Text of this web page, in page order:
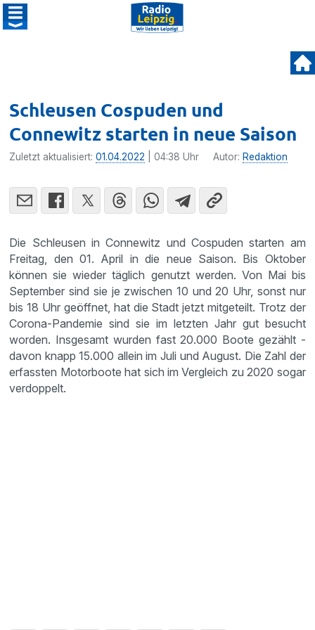
Schleusen Cospuden und
Connewitz starten in neue Saison
Zuletzt aktualisiert:01.04.2022 | 04:38 Uhr Autor: Redaktion
Die Schleusen in Connewitz und Cospuden starten am
Freitag, den 01. April in die neue Saison. Bis Oktober
können sie wieder täglich genutzt werden. Von Mai bis
September sind sie je zwischen 10 und 20 Uhr, sonst nur
bis 18 Uhr geöffnet, hat die Stadt jetzt mitgeteilt. Trotz der
Corona-Pandemie sind sie im letzten Jahr gut besucht
worden. Insgesamt wurden fast 20.000 Boote gezählt -
davon knapp 15.000 allein im Juli und August. Die Zahl der
erfassten Motorboote hat sich im Vergleich zu 2020 sogar
verdoppelt.